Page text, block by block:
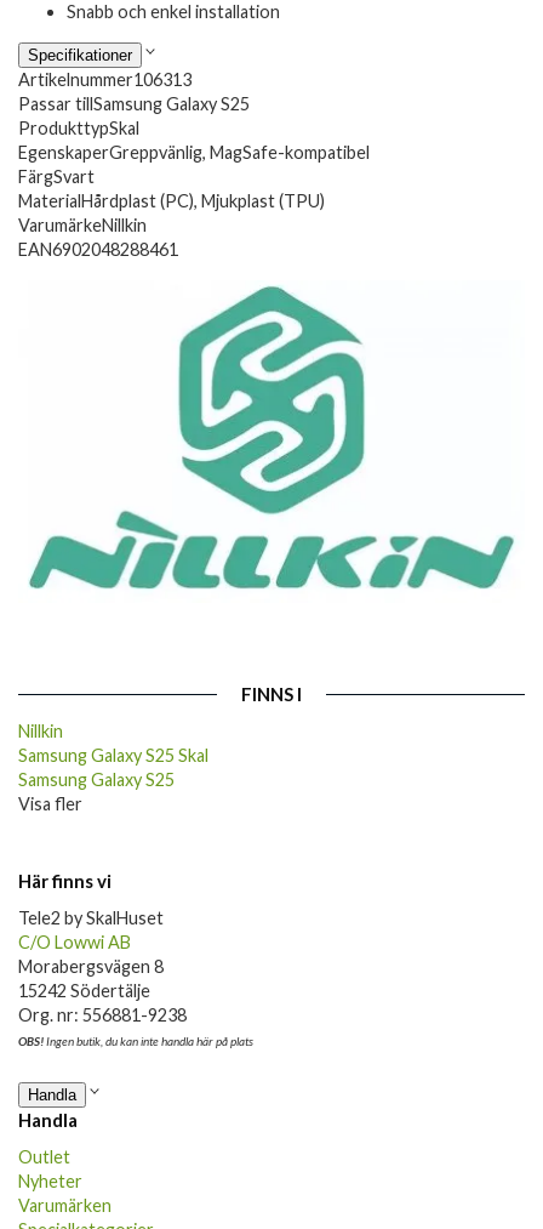
Snabb och enkel installation
Specifikationer
Artikelnummer106313
Passar tillSamsung Galaxy S25
ProdukttypSkal
EgenskaperGreppvänlig, MagSafe-kompatibel
FärgSvart
MaterialHårdplast (PC), Mjukplast (TPU)
VarumärkeNillkin
EAN6902048288461
FINNS I
Nillkin
Samsung Galaxy S25 Skal
Samsung Galaxy S25
Visa fler
Här finns vi
Tele2 by SkalHuset
C/O Lowwi AB
Morabergsvägen 8
15242 Södertälje
Org. nr: 556881-9238
OBS!Ingen butik, du kan inte handla här på plats
Handla
Handla
Outlet
Nyheter
Varumärken